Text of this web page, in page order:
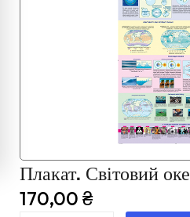
Географія
Комп'ютерна
Меблі
Освіта
Телерадіо
Плакат. Світовий
170,00 ₴